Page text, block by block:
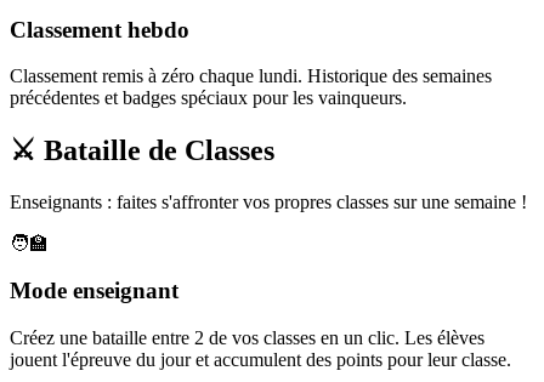
Classement hebdo
Classement remis à zéro chaque lundi. Historique des semaines
précédentes et badges spéciaux pour les vainqueurs.
⚔️ Bataille de Classes
Enseignants : faites s'affronter vos propres classes sur une semaine !
🧑‍🏫
Mode enseignant
Créez une bataille entre 2 de vos classes en un clic. Les élèves
jouent l'épreuve du jour et accumulent des points pour leur classe.